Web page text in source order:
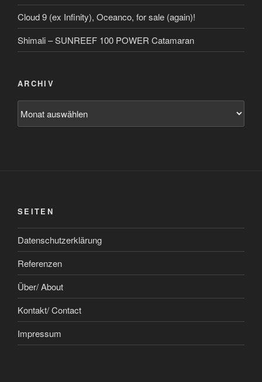
Cloud 9 (ex Infinity), Oceanco, for sale (again)!
Shimali – SUNREEF 100 POWER Catamaran
ARCHIV
SEITEN
Datenschutzerklärung
Referenzen
Über/ About
Kontakt/ Contact
Impressum